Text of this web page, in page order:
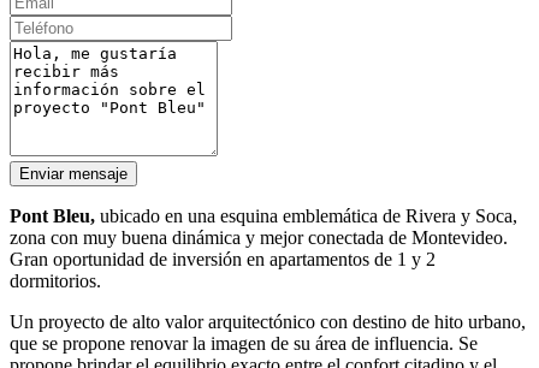
Enviar mensaje
Pont Bleu, ubicado en una esquina emblemática de Rivera y Soca,
zona con muy buena dinámica y mejor conectada de Montevideo.
Gran oportunidad de inversión en apartamentos de 1 y 2
dormitorios.
Un proyecto de alto valor arquitectónico con destino de hito urbano,
que se propone renovar la imagen de su área de influencia. Se